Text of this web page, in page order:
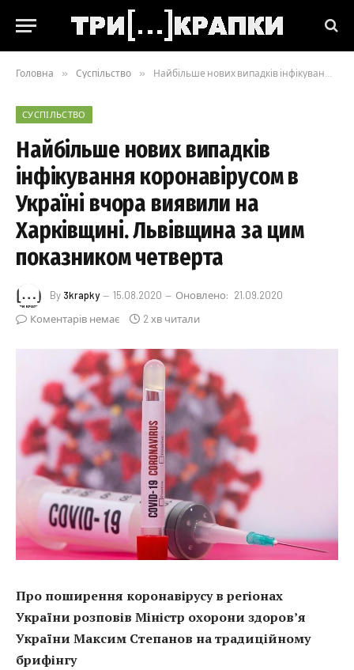
Головна » Суспільство » Найбільше нових випадків інфікування коронавірусом в Україні вчора виявили на Харківщині. Львівщина за цим показником четверта
СУСПІЛЬСТВО
Найбільше нових випадків
інфікування коронавірусом в
Україні вчора виявили на
Харківщині. Львівщина за цим
показником четверта
By 3krapky 15.08.2020 Оновлено: 21.09.2020
Коментарів немає
2 хв читали
Про поширення коронавірусу в регіонах
України розповів Міністр охорони здоров’я
України Максим Степанов на традиційному
брифінгу